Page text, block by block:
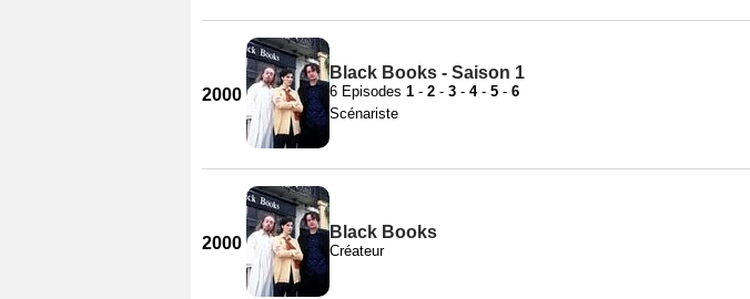
2000
Black Books - Saison 1
6 Episodes 1 - 2 - 3 - 4- 5 - 6
Scénariste
2000
Black Books
Créateur